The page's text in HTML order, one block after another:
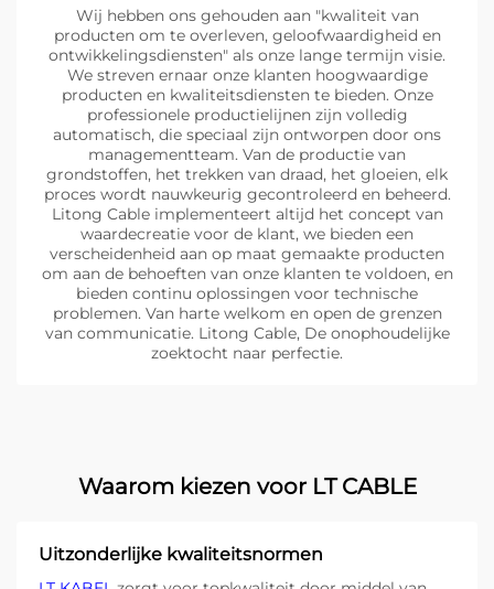
Wij hebben ons gehouden aan "kwaliteit van
producten om te overleven, geloofwaardigheid en
ontwikkelingsdiensten" als onze lange termijn visie.
We streven ernaar onze klanten hoogwaardige
producten en kwaliteitsdiensten te bieden. Onze
professionele productielijnen zijn volledig
automatisch, die speciaal zijn ontworpen door ons
managementteam. Van de productie van
grondstoffen, het trekken van draad, het gloeien, elk
proces wordt nauwkeurig gecontroleerd en beheerd.
Litong Cable implementeert altijd het concept van
waardecreatie voor de klant, we bieden een
verscheidenheid aan op maat gemaakte producten
om aan de behoeften van onze klanten te voldoen, en
bieden continu oplossingen voor technische
problemen. Van harte welkom en open de grenzen
van communicatie. Litong Cable, De onophoudelijke
zoektocht naar perfectie.
Waarom kiezen voor LT CABLE
Uitzonderlijke kwaliteitsnormen